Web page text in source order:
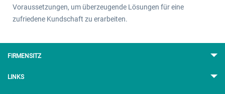
Voraussetzungen, um überzeugende Lösungen für eine
zufriedene Kundschaft zu erarbeiten.
FIRMENSITZ
LINKS